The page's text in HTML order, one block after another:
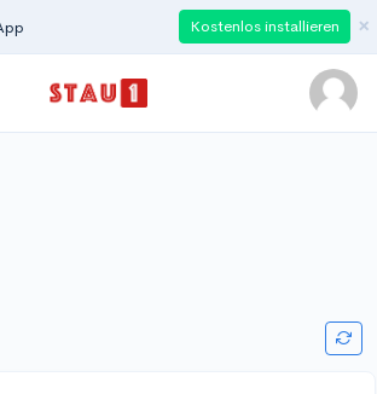
Kostenlos installieren ×